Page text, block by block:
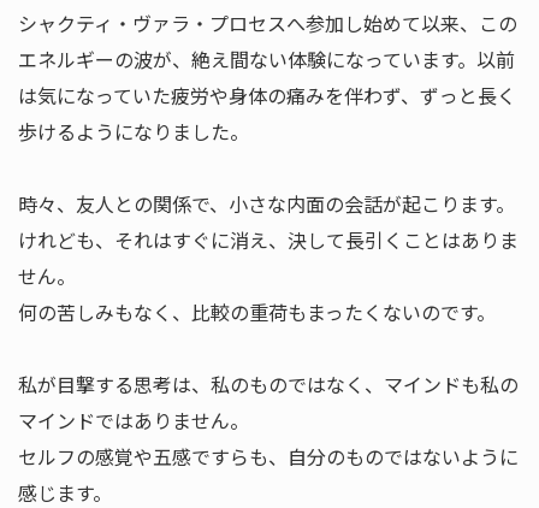
シャクティ・ヴァラ・プロセスへ参加し始めて以来、この
エネルギーの波が、絶え間ない体験になっています。以前
は気になっていた疲労や身体の痛みを伴わず、ずっと長く
歩けるようになりました。
時々、友人との関係で、小さな内面の会話が起こります。
けれども、それはすぐに消え、決して長引くことはありま
せん。
何の苦しみもなく、比較の重荷もまったくないのです。
私が目撃する思考は、私のものではなく、マインドも私の
マインドではありません。
セルフの感覚や五感ですらも、自分のものではないように
感じます。